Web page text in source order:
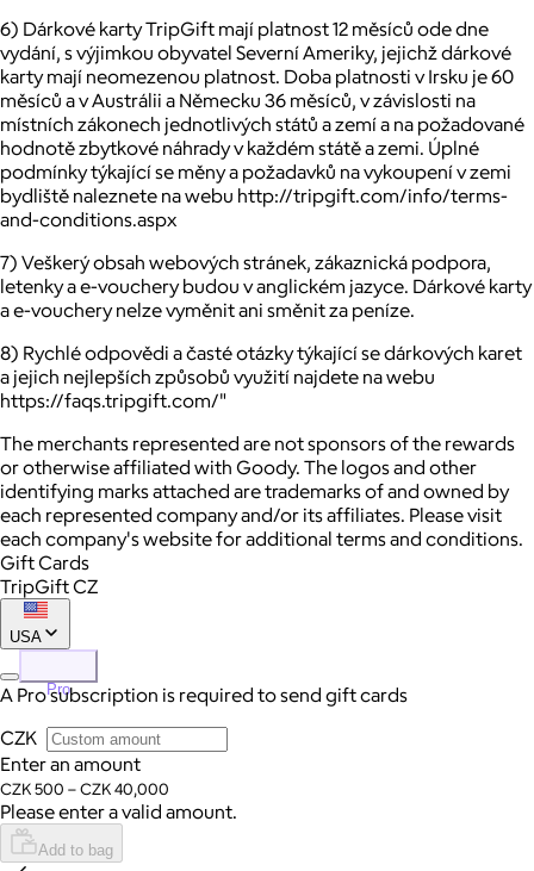
6) Dárkové karty TripGift mají platnost 12 měsíců ode dne
vydání, s výjimkou obyvatel Severní Ameriky, jejichž dárkové
karty mají neomezenou platnost. Doba platnosti v Irsku je 60
měsíců a v Austrálii a Německu 36 měsíců, v závislosti na
místních zákonech jednotlivých států a zemí a na požadované
hodnotě zbytkové náhrady v každém státě a zemi. Úplné
podmínky týkající se měny a požadavků na vykoupení v zemi
bydliště naleznete na webu http://tripgift.com/info/terms-
and-conditions.aspx
7) Veškerý obsah webových stránek, zákaznická podpora,
letenky a e-vouchery budou v anglickém jazyce. Dárkové karty
a e-vouchery nelze vyměnit ani směnit za peníze.
8) Rychlé odpovědi a časté otázky týkající se dárkových karet
a jejich nejlepších způsobů využití najdete na webu
https://faqs.tripgift.com/"
The merchants represented are not sponsors of the rewards
or otherwise affiliated with Goody. The logos and other
identifying marks attached are trademarks of and owned by
each represented company and/or its affiliates. Please visit
each company's website for additional terms and conditions.
Gift Cards
TripGift CZ
USA
Pro
A Pro subscription is required to send gift cards
CZK
Enter an amount
CZK 500 – CZK 40,000
Please enter a valid amount.
Add to bag